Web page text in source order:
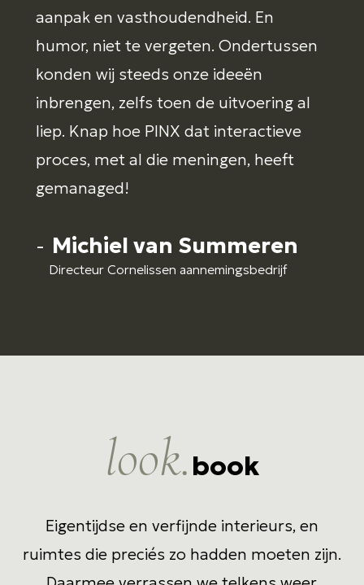
aanpak en vasthoudendheid. En
humor, niet te vergeten. Ondertussen
konden wij steeds onze ideeën
inbrengen, zelfs toen de uitvoering al
liep. Knap hoe PINX dat interactieve
proces, met al die meningen, heeft
gemanaged!
- Michiel van Summeren
Directeur Cornelissen aannemingsbedrijf
look.book
Eigentijdse en verfijnde interieurs, en
ruimtes die preciés zo hadden moeten zijn.